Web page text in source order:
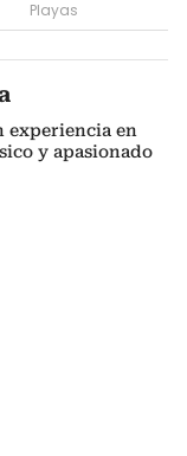
Playas
experiencia en
y apasionado